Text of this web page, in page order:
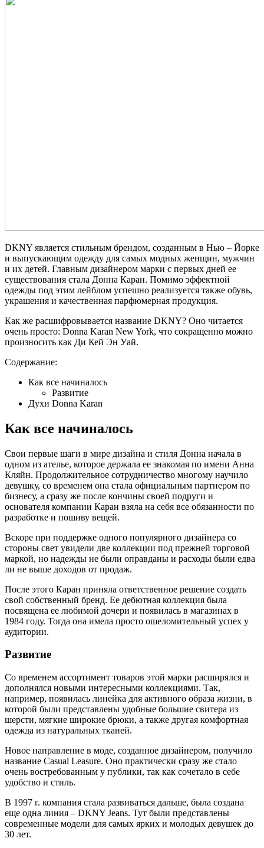
DKNY является стильным брендом, созданным в Нью – Йорке
и выпускающим одежду для самых модных женщин, мужчин
и их детей. Главным дизайнером марки с первых дней ее
существования стала Донна Каран. Помимо эффектной
одежды под этим лейблом успешно реализуется также обувь,
украшения и качественная парфюмерная продукция.
Как же расшифровывается название DKNY? Оно читается
очень просто: Donna Karan New York, что сокращенно можно
произносить как Ди Кей Эн Уай.
Содержание:
Как все начиналось
Развитие
Духи Donna Karan
Как все начиналось
Свои первые шаги в мире дизайна и стиля Донна начала в
одном из ателье, которое держала ее знакомая по имени Анна
Кляйн. Продолжительное сотрудничество многому научило
девушку, со временем она стала официальным партнером по
бизнесу, а сразу же после кончины своей подруги и
основателя компании Каран взяла на себя все обязанности по
разработке и пошиву вещей.
Вскоре при поддержке одного популярного дизайнера со
стороны свет увидели две коллекции под прежней торговой
маркой, но надежды не были оправданы и расходы были едва
ли не выше доходов от продаж.
После этого Каран приняла ответственное решение создать
свой собственный бренд. Ее дебютная коллекция была
посвящена ее любимой дочери и появилась в магазинах в
1984 году. Тогда она имела просто ошеломительный успех у
аудитории.
Развитие
Со временем ассортимент товаров этой марки расширялся и
дополнялся новыми интересными коллекциями. Так,
например, появилась линейка для активного образа жизни, в
которой были представлены удобные большие свитера из
шерсти, мягкие широкие брюки, а также другая комфортная
одежда из натуральных тканей.
Новое направление в моде, созданное дизайнером, получило
название Casual Leasure. Оно практически сразу же стало
очень востребованным у публики, так как сочетало в себе
удобство и стиль.
В 1997 г. компания стала развиваться дальше, была создана
еще одна линия – DKNY Jeans. Тут были представлены
современные модели для самых ярких и молодых девушек до
30 лет.